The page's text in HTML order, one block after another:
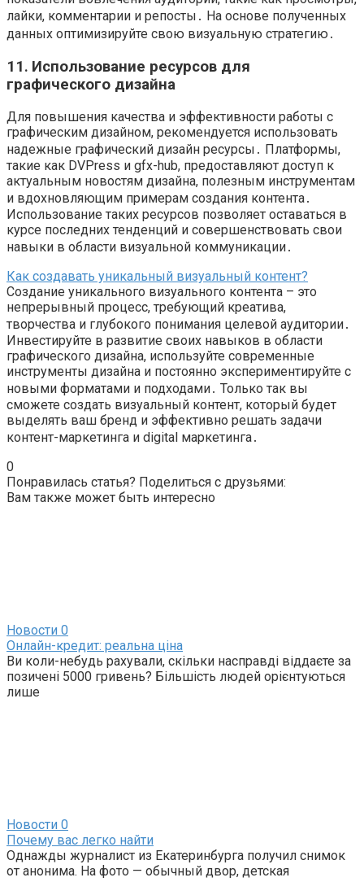
лайки, комментарии и репосты․ На основе полученных
данных оптимизируйте свою визуальную стратегию․
11․ Использование ресурсов для
графического дизайна
Для повышения качества и эффективности работы с
графическим дизайном, рекомендуется использовать
надежные графический дизайн ресурсы․ Платформы,
такие как DVPress и gfx-hub, предоставляют доступ к
актуальным новостям дизайна, полезным инструментам
и вдохновляющим примерам создания контента․
Использование таких ресурсов позволяет оставаться в
курсе последних тенденций и совершенствовать свои
навыки в области визуальной коммуникации․
Как создавать уникальный визуальный контент?
Создание уникального визуального контента – это
непрерывный процесс, требующий креатива,
творчества и глубокого понимания целевой аудитории․
Инвестируйте в развитие своих навыков в области
графического дизайна, используйте современные
инструменты дизайна и постоянно экспериментируйте с
новыми форматами и подходами․ Только так вы
сможете создать визуальный контент, который будет
выделять ваш бренд и эффективно решать задачи
контент-маркетинга и digital маркетинга․
0
Понравилась статья? Поделиться с друзьями:
Вам также может быть интересно
Новости 0
Онлайн-кредит: реальна ціна
Ви коли-небудь рахували, скільки насправді віддаєте за
позичені 5000 гривень? Більшість людей орієнтуються
лише
Новости 0
Почему вас легко найти
Однажды журналист из Екатеринбурга получил снимок
от анонима. На фото — обычный двор, детская